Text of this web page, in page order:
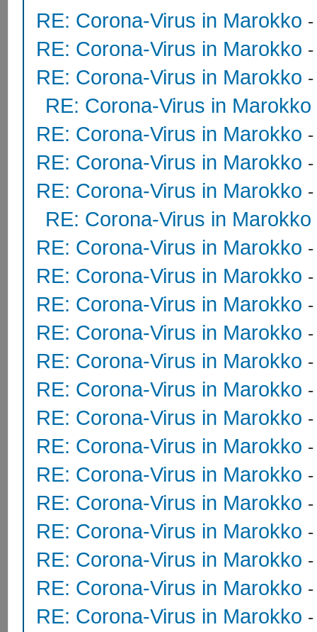
RE: Corona-Virus in Marokko
RE: Corona-Virus in Marokko
RE: Corona-Virus in Marokko
RE: Corona-Virus in Marokko
RE: Corona-Virus in Marokko
RE: Corona-Virus in Marokko
RE: Corona-Virus in Marokko
RE: Corona-Virus in Marokko
RE: Corona-Virus in Marokko
RE: Corona-Virus in Marokko
RE: Corona-Virus in Marokko
RE: Corona-Virus in Marokko
RE: Corona-Virus in Marokko
RE: Corona-Virus in Marokko
RE: Corona-Virus in Marokko
RE: Corona-Virus in Marokko
RE: Corona-Virus in Marokko
RE: Corona-Virus in Marokko
RE: Corona-Virus in Marokko
RE: Corona-Virus in Marokko
RE: Corona-Virus in Marokko
RE: Corona-Virus in Marokko